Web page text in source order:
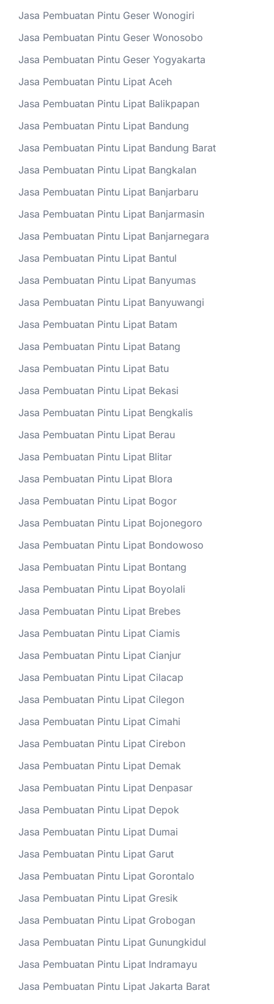
Jasa Pembuatan Pintu Geser Wonogiri
Jasa Pembuatan Pintu Geser Wonosobo
Jasa Pembuatan Pintu Geser Yogyakarta
Jasa Pembuatan Pintu Lipat Aceh
Jasa Pembuatan Pintu Lipat Balikpapan
Jasa Pembuatan Pintu Lipat Bandung
Jasa Pembuatan Pintu Lipat Bandung Barat
Jasa Pembuatan Pintu Lipat Bangkalan
Jasa Pembuatan Pintu Lipat Banjarbaru
Jasa Pembuatan Pintu Lipat Banjarmasin
Jasa Pembuatan Pintu Lipat Banjarnegara
Jasa Pembuatan Pintu Lipat Bantul
Jasa Pembuatan Pintu Lipat Banyumas
Jasa Pembuatan Pintu Lipat Banyuwangi
Jasa Pembuatan Pintu Lipat Batam
Jasa Pembuatan Pintu Lipat Batang
Jasa Pembuatan Pintu Lipat Batu
Jasa Pembuatan Pintu Lipat Bekasi
Jasa Pembuatan Pintu Lipat Bengkalis
Jasa Pembuatan Pintu Lipat Berau
Jasa Pembuatan Pintu Lipat Blitar
Jasa Pembuatan Pintu Lipat Blora
Jasa Pembuatan Pintu Lipat Bogor
Jasa Pembuatan Pintu Lipat Bojonegoro
Jasa Pembuatan Pintu Lipat Bondowoso
Jasa Pembuatan Pintu Lipat Bontang
Jasa Pembuatan Pintu Lipat Boyolali
Jasa Pembuatan Pintu Lipat Brebes
Jasa Pembuatan Pintu Lipat Ciamis
Jasa Pembuatan Pintu Lipat Cianjur
Jasa Pembuatan Pintu Lipat Cilacap
Jasa Pembuatan Pintu Lipat Cilegon
Jasa Pembuatan Pintu Lipat Cimahi
Jasa Pembuatan Pintu Lipat Cirebon
Jasa Pembuatan Pintu Lipat Demak
Jasa Pembuatan Pintu Lipat Denpasar
Jasa Pembuatan Pintu Lipat Depok
Jasa Pembuatan Pintu Lipat Dumai
Jasa Pembuatan Pintu Lipat Garut
Jasa Pembuatan Pintu Lipat Gorontalo
Jasa Pembuatan Pintu Lipat Gresik
Jasa Pembuatan Pintu Lipat Grobogan
Jasa Pembuatan Pintu Lipat Gunungkidul
Jasa Pembuatan Pintu Lipat Indramayu
Jasa Pembuatan Pintu Lipat Jakarta Barat